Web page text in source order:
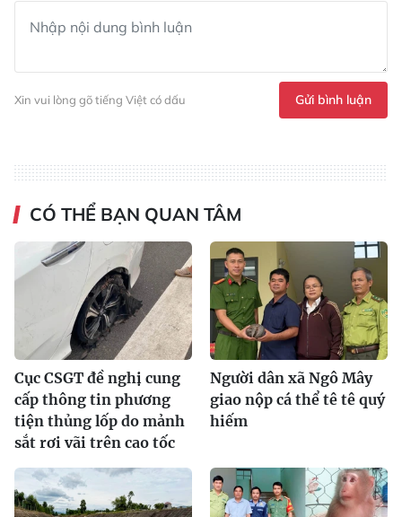
Xin vui lòng gõ tiếng Việt có dấu Gửi bình luận
CÓ THỂ BẠN QUAN TÂM
Cục CSGT đề nghị cung
cấp thông tin phương
tiện thủng lốp do mảnh
sắt rơi vãi trên cao tốc
Người dân xã Ngô Mây
giao nộp cá thể tê tê quý
hiếm